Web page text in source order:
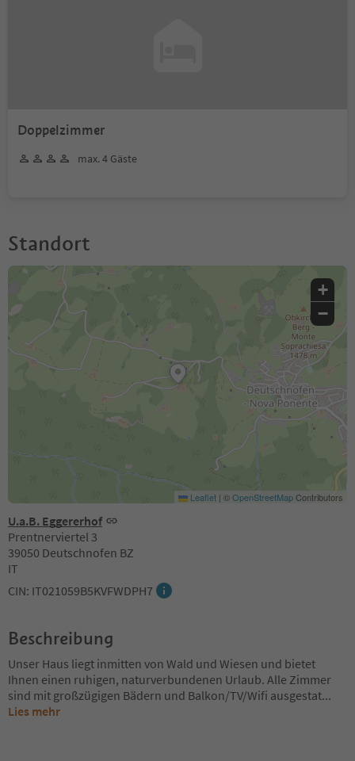
Doppelzimmer
max. 4 Gäste
Standort
U.a.B. Eggererhof
Prentnerviertel 3
39050 Deutschnofen BZ
IT
CIN: IT021059B5KVFWDPH7
+
−
Leaflet | ©OpenStreetMapContributors
Beschreibung
Unser Haus liegt inmitten von Wald und Wiesen und bietet
Ihnen einen ruhigen, naturverbundenen Urlaub. Alle Zimmer
sind mit großzügigen Bädern und Balkon/TV/Wifi ausgestat...
Lies mehr